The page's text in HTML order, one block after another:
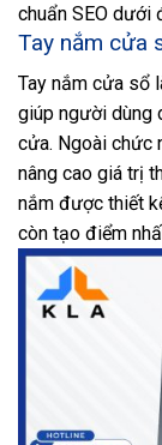
chuẩn SEO dưới
Tay nắm cửa
Tay nắm cửa sổ
giúp người dùng
cửa. Ngoài chức
nâng cao giá trị
nắm được thiết
còn tạo điểm